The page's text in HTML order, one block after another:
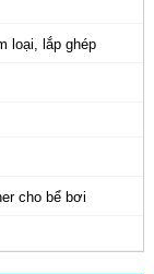
loại, lắp ghép
cho bể bơi